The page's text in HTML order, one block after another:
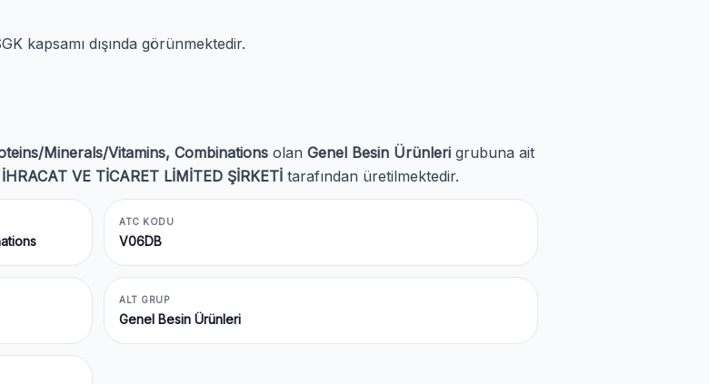
kapsamı dışında görünmektedir.
Minerals/Vitamins, Combinations olan Genel Besin Ürünleri grubuna ait
VE TİCARET LİMİTED ŞİRKETİ tarafından üretilmektedir.
ATC KODU
V06DB
ALT GRUP
Genel Besin Ürünleri